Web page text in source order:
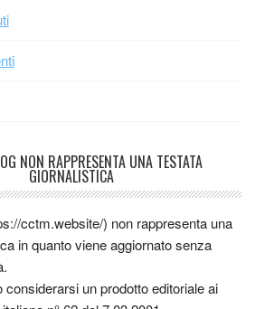
NON RAPPRESENTA UNA TESTATA
GIORNALISTICA
cctm.website/) non rappresenta una
in quanto viene aggiornato senza
considerarsi un prodotto editoriale ai